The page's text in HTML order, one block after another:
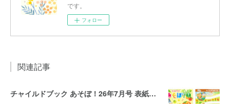
です。
フォロー
関連記事
チャイルドブック あそぼ！26年7月号 表紙・裏表紙